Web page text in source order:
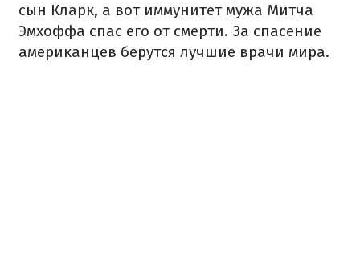
сын Кларк, а вот иммунитет мужа Митча
Эмхоффа спас его от смерти. За спасение
американцев берутся лучшие врачи мира.